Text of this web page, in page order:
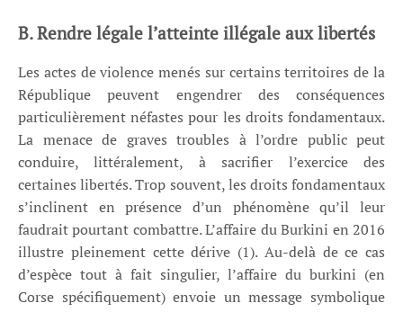
B. Rendre légale l’atteinte illégale aux libertés
Les actes de violence menés sur certains territoires de la
République peuvent engendrer des conséquences
particulièrement néfastes pour les droits fondamentaux.
La menace de graves troubles à l’ordre public peut
conduire, littéralement, à sacrifier l’exercice des
certaines libertés. Trop souvent, les droits fondamentaux
s’inclinent en présence d’un phénomène qu’il leur
faudrait pourtant combattre. L’affaire du Burkini en 2016
illustre pleinement cette dérive (1). Au-delà de ce cas
d’espèce tout à fait singulier, l’affaire du burkini (en
Corse spécifiquement) envoie un message symbolique